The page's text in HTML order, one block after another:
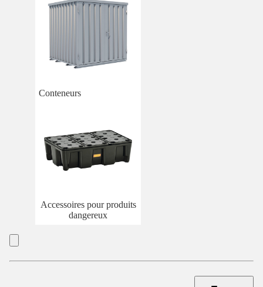
Conteneurs
Accessoires pour produits
dangereux